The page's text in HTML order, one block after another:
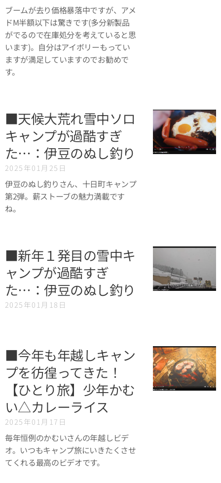
ブームが去り価格暴落中ですが、アメ
ドM半額以下は驚きです(多分新製品
がでるので在庫処分を考えていると思
います)。自分はアイボリーもってい
ますが満足していますのでお勧めで
す。
■天候大荒れ雪中ソロ
キャンプが過酷すぎ
た…：伊豆のぬし釣り
2025年01月25日
伊豆のぬし釣りさん、十日町キャンプ
第2弾。薪ストーブの魅力満載です
ね。
■新年１発目の雪中キ
ャンプが過酷すぎ
た…：伊豆のぬし釣り
2025年01月18日
■今年も年越しキャン
プを彷徨ってきた！
【ひとり旅】少年かむ
い△カレーライス
2025年01月17日
毎年恒例のかむいさんの年越しビデ
オ。いつもキャンプ旅にいきたくさせ
てくれる最高のビデオです。